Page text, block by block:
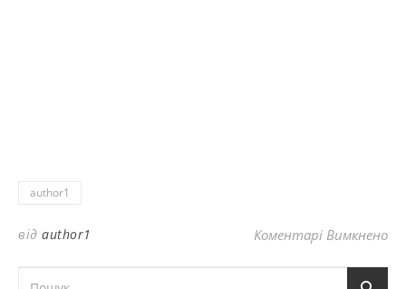
author1
від author1 Коментарі Вимкненодо